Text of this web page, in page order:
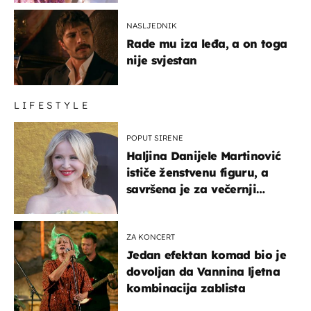
NASLJEDNIK
Rade mu iza leđa, a on toga
nije svjestan
LIFESTYLE
POPUT SIRENE
Haljina Danijele Martinović
ističe ženstvenu figuru, a
savršena je za večernji
ZA KONCERT
Jedan efektan komad bio je
dovoljan da Vannina ljetna
kombinacija zablista